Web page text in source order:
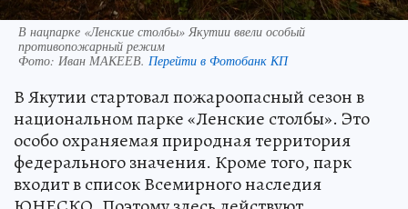
В нацпарке «Ленские столбы» Якутии ввели особый
противопожарный режим
Фото: Иван МАКЕЕВ. Перейти в Фотобанк КП
В Якутии стартовал пожароопасный сезон в
национальном парке «Ленские столбы». Это
особо охраняемая природная территория
федерального значения. Кроме того, парк
входит в список Всемирного наследия